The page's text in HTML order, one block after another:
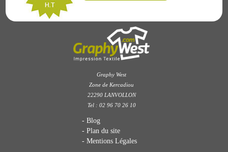
Graphy West
Zone de Kercadiou
22290 LANVOLLON
Tel : 02 96 70 26 10
Blog
Plan du site
Mentions Légales